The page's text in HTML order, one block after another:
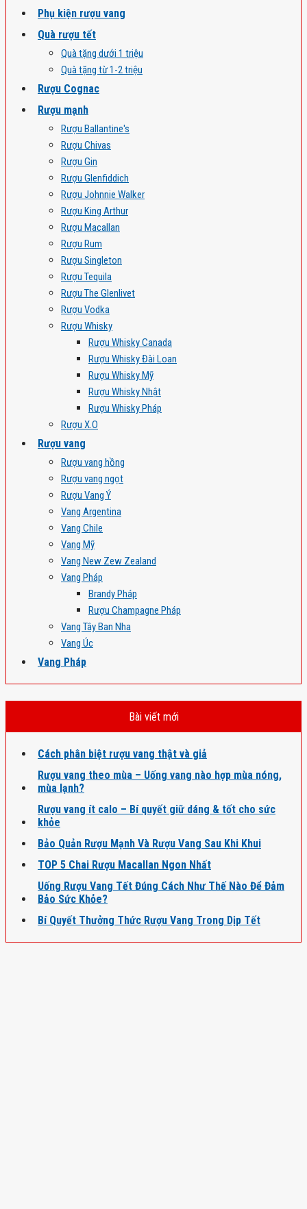
Phụ kiện rượu vang
Quà rượu tết
Quà tặng dưới 1 triệu
Quà tặng từ 1-2 triệu
Rượu Cognac
Rượu mạnh
Rượu Ballantine's
Rượu Chivas
Rượu Gin
Rượu Glenfiddich
Rượu Johnnie Walker
Rượu King Arthur
Rượu Macallan
Rượu Rum
Rượu Singleton
Rượu Tequila
Rượu The Glenlivet
Rượu Vodka
Rượu Whisky
Rượu Whisky Canada
Rượu Whisky Đài Loan
Rượu Whisky Mỹ
Rượu Whisky Nhật
Rượu Whisky Pháp
Rượu X.O
Rượu vang
Rượu vang hồng
Rượu vang ngọt
Rượu Vang Ý
Vang Argentina
Vang Chile
Vang Mỹ
Vang New Zew Zealand
Vang Pháp
Brandy Pháp
Rượu Champagne Pháp
Vang Tây Ban Nha
Vang Úc
Vang Pháp
Bài viết mới
Cách phân biệt rượu vang thật và giả
Rượu vang theo mùa – Uống vang nào hợp mùa nóng,
mùa lạnh?
Rượu vang ít calo – Bí quyết giữ dáng & tốt cho sức
khỏe
Bảo Quản Rượu Mạnh Và Rượu Vang Sau Khi Khui
TOP 5 Chai Rượu Macallan Ngon Nhất
Uống Rượu Vang Tết Đúng Cách Như Thế Nào Để Đảm
Bảo Sức Khỏe?
Bí Quyết Thưởng Thức Rượu Vang Trong Dịp Tết